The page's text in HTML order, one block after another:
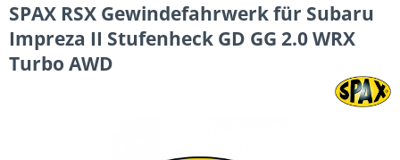
SPAX RSX Gewindefahrwerk für Subaru
Impreza II Stufenheck GD GG 2.0 WRX
Turbo AWD